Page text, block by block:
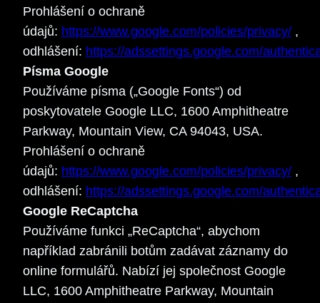
Prohlášení o ochraně
údajů: https://www.google.com/policies/privacy/ ,
odhlášení: https://adssettings.google.com/
Písma Google
Používáme písma („Google Fonts“) od
poskytovatele Google LLC, 1600 Amphitheatre
Parkway, Mountain View, CA 94043, USA.
Prohlášení o ochraně
údajů: https://www.google.com/policies/privacy/ ,
odhlášení: https://adssettings.google.com/
Google ReCaptcha
Používáme funkci „ReCaptcha“, abychom
například zabránili botům zadávat záznamy do
online formulářů. Nabízí jej společnost Google
LLC, 1600 Amphitheatre Parkway, Mountain